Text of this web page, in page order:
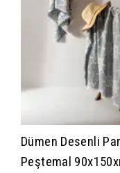
Dümen Desenli
Peştemal